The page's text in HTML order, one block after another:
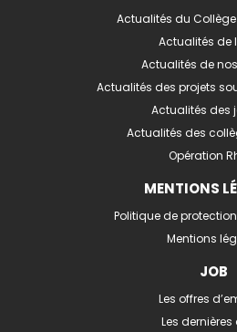
Actualités du
Actualités de
Actualités de
Actualités des projets
Actualités des
Actualités des
Opération
MENTIONS
Politique de
Mentions
JOB
Les offres
Les dernières